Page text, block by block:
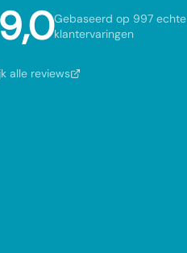
9,0Gebaseerd op 997 echte
klantervaringen
alle reviews